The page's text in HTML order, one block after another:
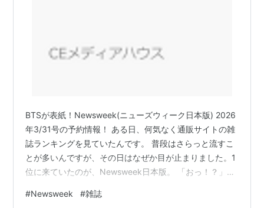
ニューズウィーク・ファミリー
「現地語版」があります。日本版は1986年1月に創刊さ
れました。
BTSが表紙！Newsweek(ニューズウィーク日本版) 2026
年3/31号の予約情報！ ある日、何気なく通販サイトの雑
誌ランキングを見ていたんです。 普段はさらっと流すこ
とが多いんですが、その日はなぜか目が止まりました。1
位に来ていたのが、Newsweek日本版。 「おっ！？」と
す。 そしたら、もう、思わず声が出そうになりました。
#Newsweek #雑誌